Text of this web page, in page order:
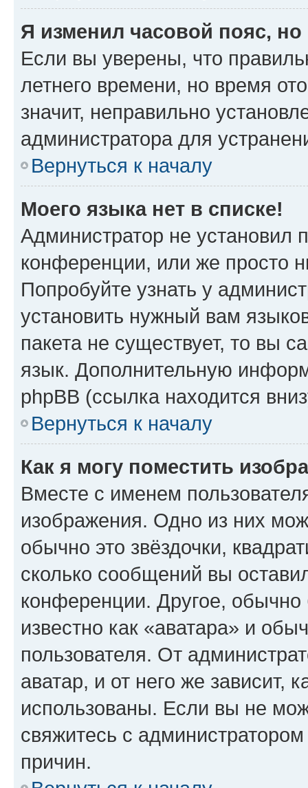
Я изменил часовой пояс,
Если вы уверены, что
летнего времени, но время
значит, неправильно
администратора для
Вернуться к началу
Моего языка нет в списке!
Администратор не установил
конференции, или же просто
Попробуйте узнать у
установить нужный вам
пакета не существует, то вы
язык. Дополнительную
phpBB (ссылка находится
Вернуться к началу
Как я могу поместить
Вместе с именем
изображения. Одно из них
обычно это звёздочки,
сколько сообщений вы
конференции. Другое,
известно как «аватара» и
пользователя. От
аватар, и от него же зависит,
использованы. Если вы не
свяжитесь с
причин.